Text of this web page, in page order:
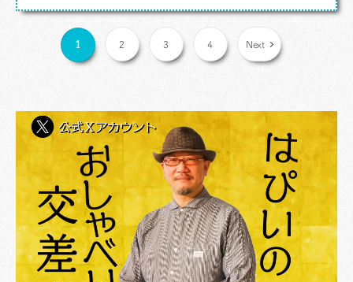
っとそう思っていたけれど、それに気がつく人は
多くはない。わたしが言っているのは 「ビリー
ザキッド」 […]
1 2 3 4 Next